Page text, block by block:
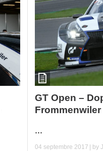
GT Open –
...
04 septembre 2017 | by